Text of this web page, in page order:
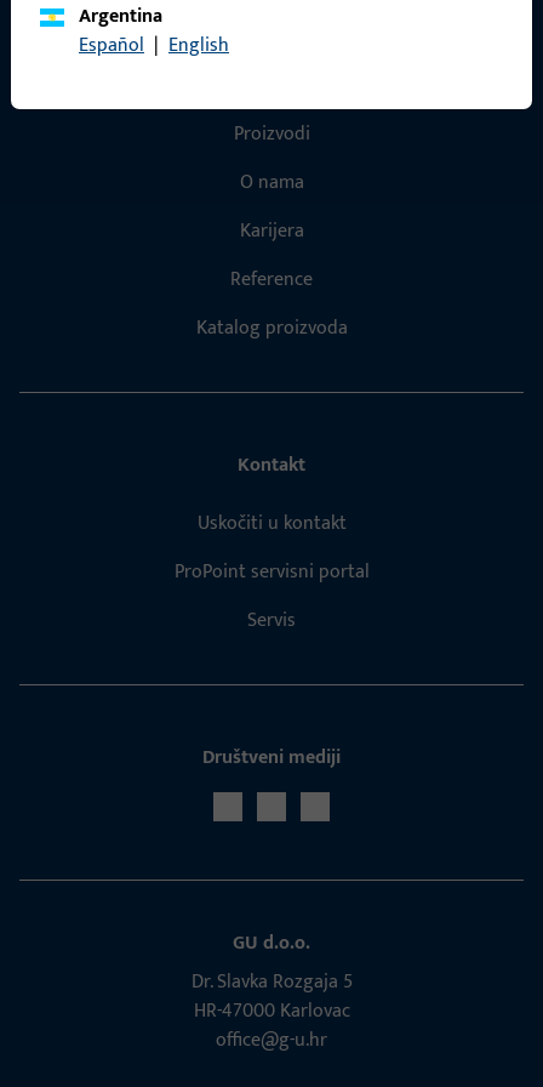
Argentina
Español | English
Proizvodi
O nama
Karijera
Reference
Katalog proizvoda
Kontakt
Uskočiti u kontakt
ProPoint servisni portal
Servis
Društveni mediji
GU d.o.o.
Dr. Slavka Rozgaja 5
HR-47000 Karlovac
office@g-u.hr